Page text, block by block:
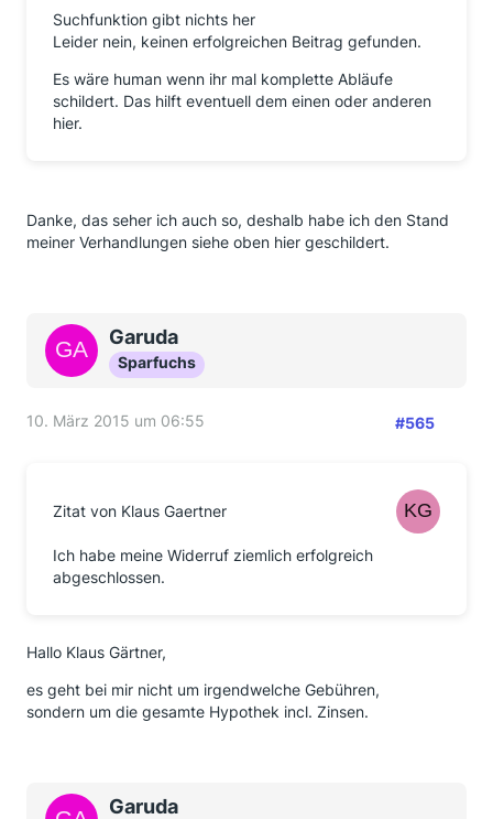
Suchfunktion gibt nichts her
Leider nein, keinen erfolgreichen Beitrag gefunden.
Es wäre human wenn ihr mal komplette Abläufe
schildert. Das hilft eventuell dem einen oder anderen
hier.
Danke, das seher ich auch so, deshalb habe ich den Stand
meiner Verhandlungen siehe oben hier geschildert.
Garuda
Sparfuchs
10. März 2015 um 06:55 #565
Zitat von Klaus Gaertner
Ich habe meine Widerruf ziemlich erfolgreich
abgeschlossen.
Hallo Klaus Gärtner,
es geht bei mir nicht um irgendwelche Gebühren,
sondern um die gesamte Hypothek incl. Zinsen.
Garuda